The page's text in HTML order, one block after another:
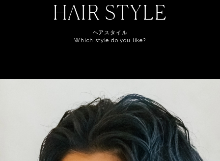
HAIR STYLE
ヘアスタイル
Which style do you like?